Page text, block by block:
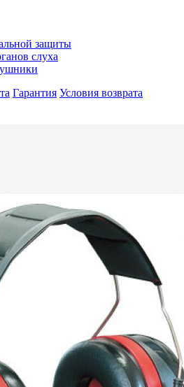
защиты
слуха
Гарантия Условия возврата